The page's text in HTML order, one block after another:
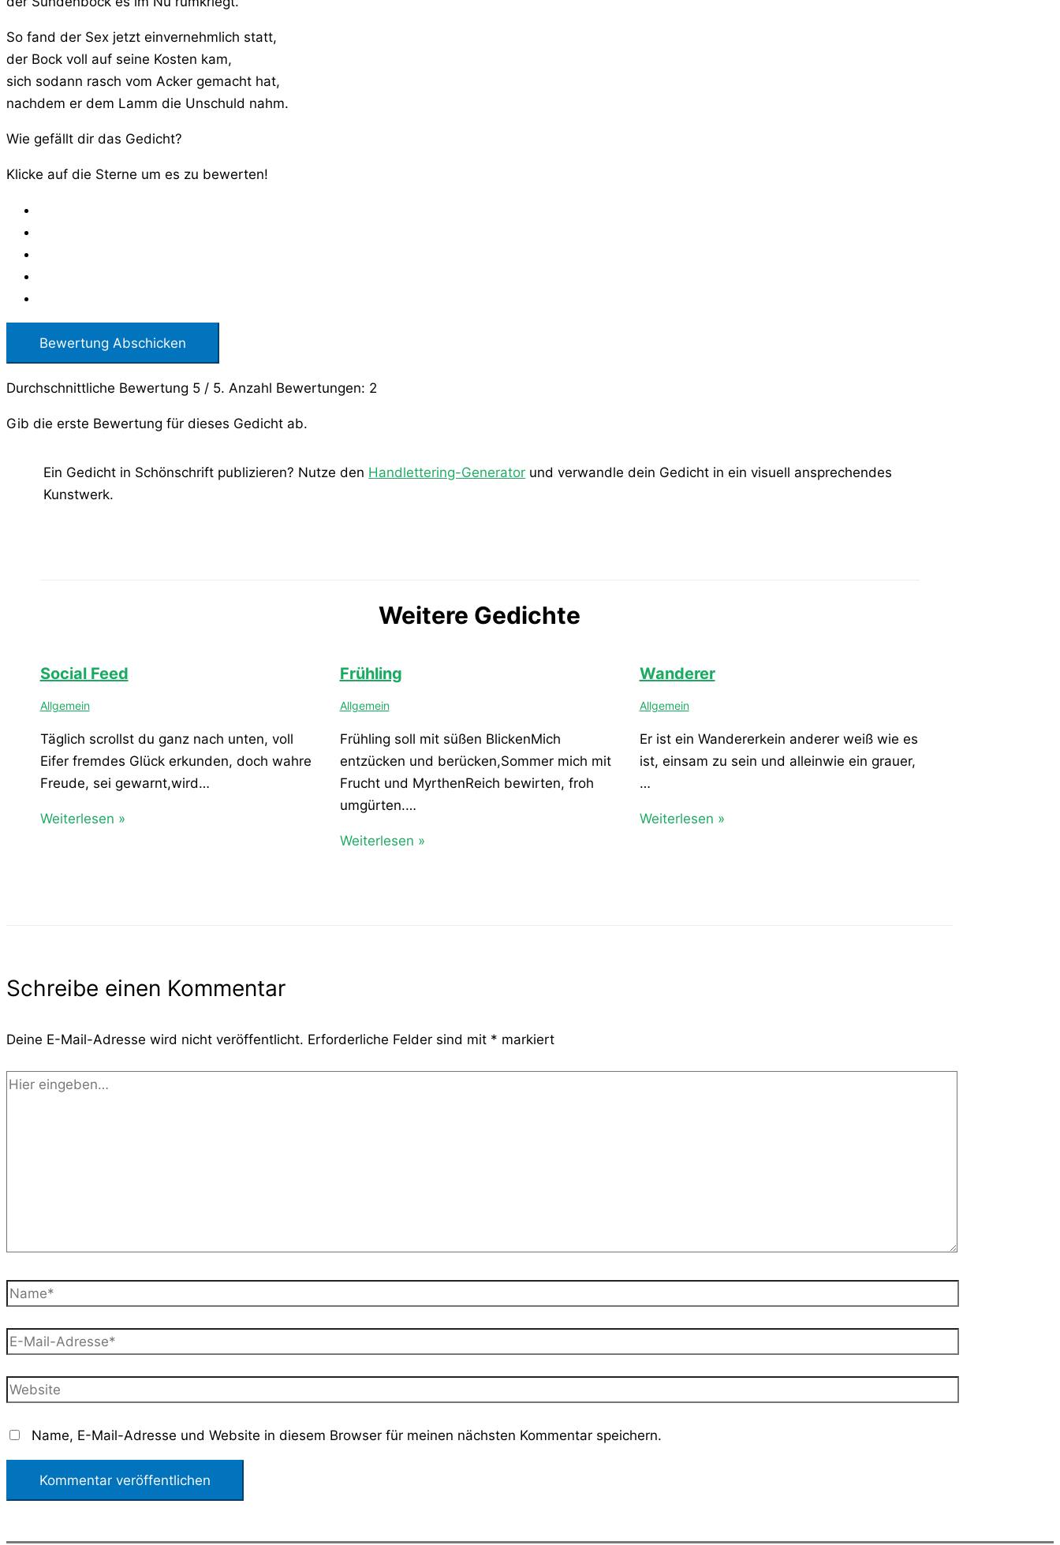
So fand der Sex jetzt einvernehmlich statt,
der Bock voll auf seine Kosten kam,
sich sodann rasch vom Acker gemacht hat,
nachdem er dem Lamm die Unschuld nahm.
Wie gefällt dir das Gedicht?
Klicke auf die Sterne um es zu bewerten!
Bewertung Abschicken
Durchschnittliche Bewertung 5 / 5. Anzahl Bewertungen: 2
Gib die erste Bewertung für dieses Gedicht ab.
Ein Gedicht in Schönschrift publizieren? Nutze den Handlettering-Generator und verwandle dein Gedicht in ein visuell ansprechendes
Kunstwerk.
Weitere Gedichte
Social Feed
Allgemein
Täglich scrollst du ganz nach unten, voll
Eifer fremdes Glück erkunden, doch wahre
Freude, sei gewarnt,wird…
Weiterlesen »
Frühling
Allgemein
Frühling soll mit süßen BlickenMich
entzücken und berücken,Sommer mich mit
Frucht und MyrthenReich bewirten, froh
umgürten.…
Weiterlesen »
Wanderer
Allgemein
Er ist ein Wandererkein anderer weiß wie es
ist, einsam zu sein und alleinwie ein grauer,
…
Weiterlesen »
Schreibe einen Kommentar
Deine E-Mail-Adresse wird nicht veröffentlicht. Erforderliche Felder sind mit * markiert
Hier
Name*
E-
Adresse*
Website
Name, E-Mail-Adresse und Website in diesem Browser für meinen nächsten Kommentar speichern.